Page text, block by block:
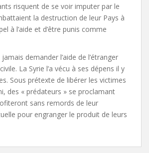
risquent de se voir imputer par le
la destruction de leur Pays à
à l’aide et d’être punis comme
demander l’aide de l’étranger
La Syrie l’a vécu à ses dépens il y
Sous prétexte de libérer les victimes
des « prédateurs » se proclamant
sans remords de leur
pour engranger le produit de leurs